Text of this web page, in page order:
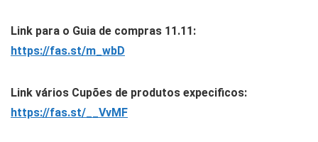
Link para o Guia de compras 11.11:
https://fas.st/m_wbD
Link vários Cupões de produtos expecificos:
https://fas.st/__VvMF